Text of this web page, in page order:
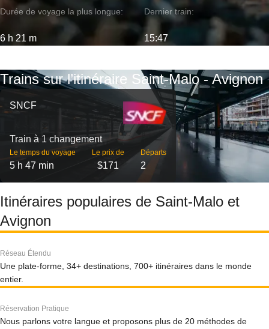
Durée de voyage la plus longue:
6 h 21 m
Dernier train:
15:47
Trains sur l’itinéraire Saint-Malo - Avignon
SNCF
Train à 1 changement
Le temps du voyage
5 h 47 min
Le prix de
$171
Départs
2
Itinéraires populaires de Saint-Malo et
Avignon
Réseau Étendu
Une plate-forme, 34+ destinations, 700+ itinéraires dans le monde
entier.
Réservation Pratique
Nous parlons votre langue et proposons plus de 20 méthodes de